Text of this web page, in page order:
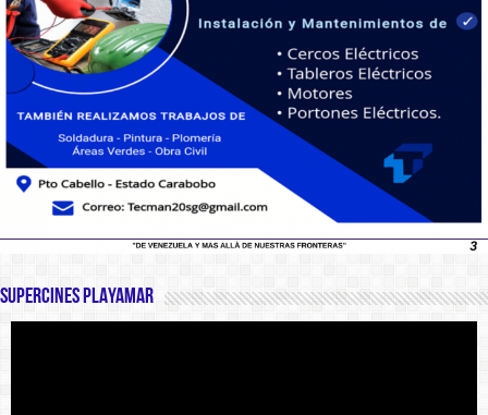
SUPERCINES PLAYAMAR